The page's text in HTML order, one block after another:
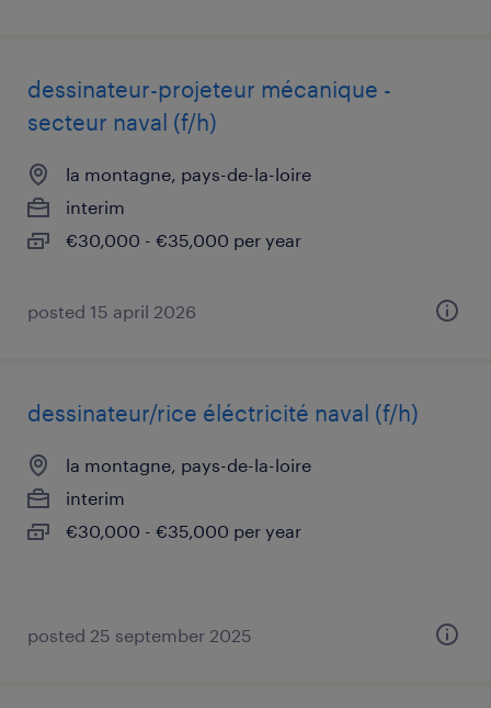
dessinateur-projeteur mécanique -
secteur naval (f/h)
la montagne, pays-de-la-loire
interim
€30,000 - €35,000 per year
posted 15 april 2026
dessinateur/rice éléctricité naval (f/h)
la montagne, pays-de-la-loire
interim
€30,000 - €35,000 per year
posted 25 september 2025